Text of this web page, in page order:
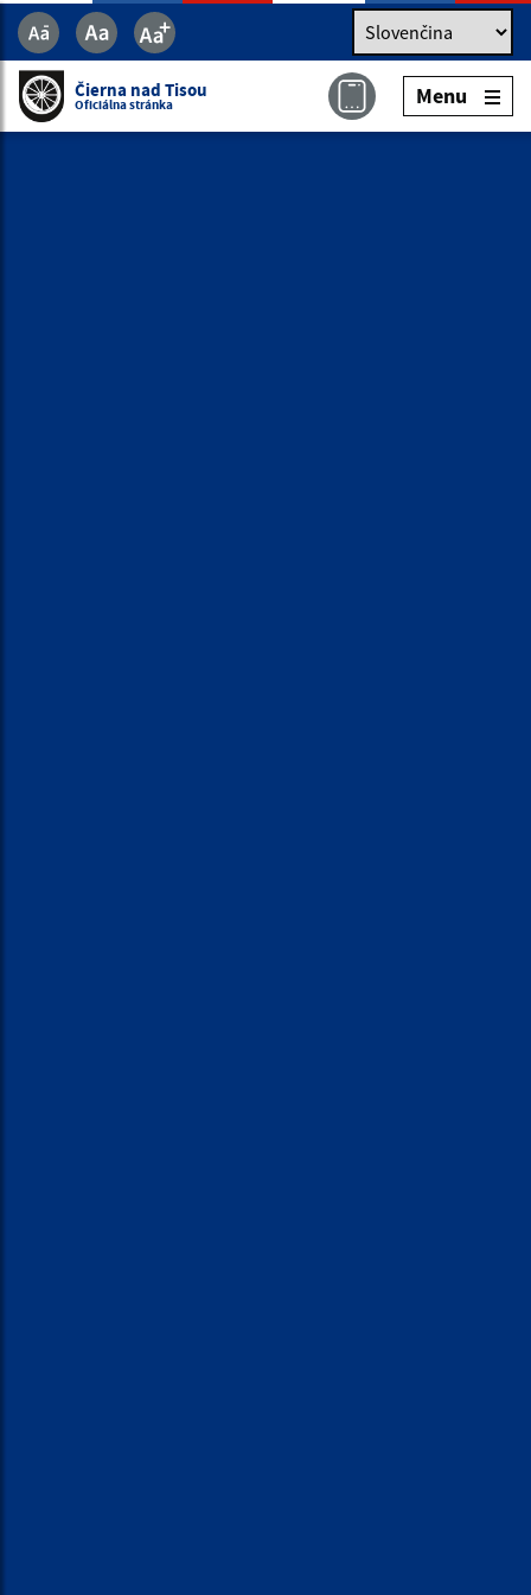
Slovenčina
Čierna nad Tisou
Oficiálna stránka Menu
Čierna nad Tisou
Oficiálna stránka Menu